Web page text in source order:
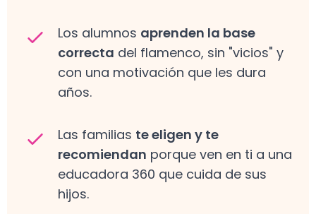
Los alumnos aprenden la base
correcta del flamenco, sin "vicios" y
con una motivación que les dura
años.
Las familias te eligen y te
recomiendan porque ven en ti a una
educadora 360 que cuida de sus
hijos.